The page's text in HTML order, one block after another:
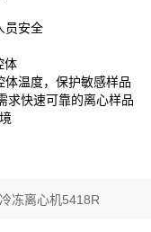
员安全
体
体温度，保护敏感样品
求快速可靠的离心样品